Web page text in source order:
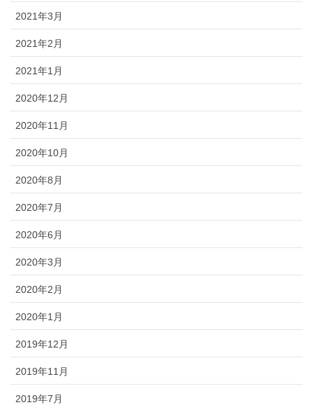
2021年3月
2021年2月
2021年1月
2020年12月
2020年11月
2020年10月
2020年8月
2020年7月
2020年6月
2020年3月
2020年2月
2020年1月
2019年12月
2019年11月
2019年7月